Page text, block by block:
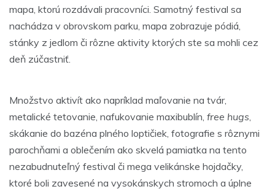
mapa, ktorú rozdávali pracovníci. Samotný festival sa
nachádza v obrovskom parku, mapa zobrazuje pódiá,
stánky z jedlom či rôzne aktivity ktorých ste sa mohli cez
deň zúčastniť.
Množstvo aktivít ako napríklad maľovanie na tvár,
metalické tetovanie, nafukovanie maxibublín, free hugs,
skákanie do bazéna plného loptičiek, fotografie s rôznymi
parochňami a oblečením ako skvelá pamiatka na tento
nezabudnuteľný festival či mega velikánske hojdačky,
ktoré boli zavesené na vysokánskych stromoch a úplne